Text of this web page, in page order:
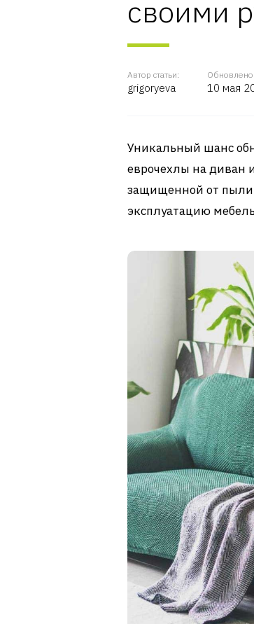
своими
Автор статьи:
grigoryeva
Обновлено:
10 мая
Уникальный шанс
еврочехлы на диван
защищенной от пыли
эксплуатацию